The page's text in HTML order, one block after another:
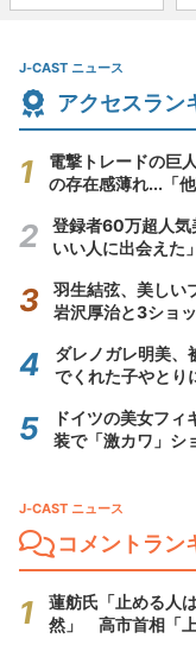
J-CAST ニュース
アクセスラン
電撃トレードの巨
の存在感薄れ...「
登録者60万超人
いい人に出会えた
羽生結弦、美しい
岩沢厚治と3ショ
ダレノガレ明美、
でくれた子やとり
ドイツの美女フ
装で「激カワ」
J-CAST ニュース
コメントラン
蓮舫氏「止める人
然」 高市首相「